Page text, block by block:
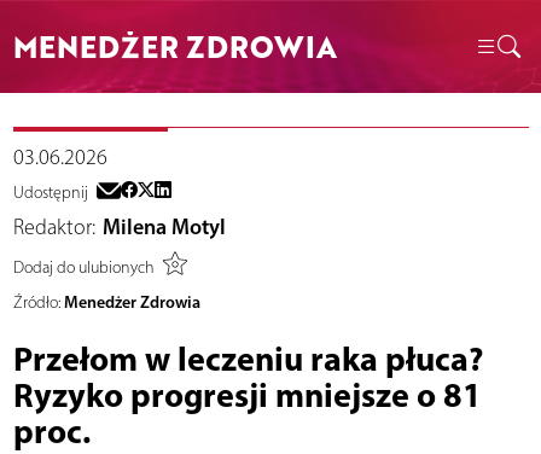
MENEDŻER ZDROWIA
03.06.2026
Udostępnij
Redaktor: Milena Motyl
Dodaj do ulubionych
Źródło: Menedżer Zdrowia
Przełom w leczeniu raka płuca?
Ryzyko progresji mniejsze o 81
proc.